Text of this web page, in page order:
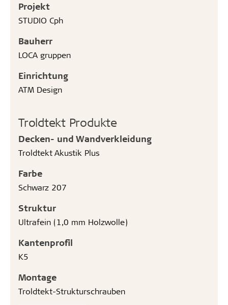
Projekt
STUDIO Cph
Bauherr
LOCA gruppen
Einrichtung
ATM Design
Troldtekt Produkte
Decken- und Wandverkleidung
Troldtekt Akustik Plus
Farbe
Schwarz 207
Struktur
Ultrafein (1,0 mm Holzwolle)
Kantenprofil
K5
Montage
Troldtekt-Strukturschrauben